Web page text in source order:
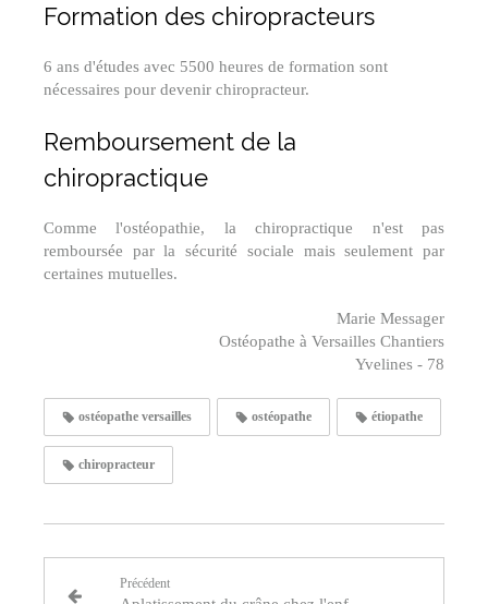
Formation des chiropracteurs
6 ans d'études avec 5500 heures de formation sont
nécessaires pour devenir chiropracteur.
Remboursement de la
chiropractique
Comme l'ostéopathie, la chiropractique n'est pas
remboursée par la sécurité sociale mais seulement par
certaines mutuelles.
Marie Messager
Ostéopathe à Versailles Chantiers
Yvelines - 78
ostéopathe versailles ostéopathe étiopathe
chiropracteur
Précédent